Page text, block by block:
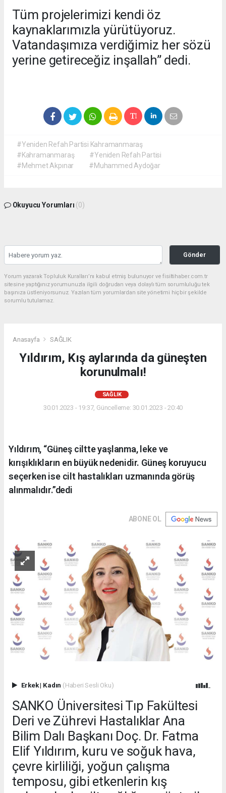
Tüm projelerimizi kendi öz
kaynaklarımızla yürütüyoruz.
Vatandaşımıza verdiğimiz her sözü
yerine getireceğiz inşallah” dedi.
#Yeniden Refah Partisi Kahramanmaraş
#Kahramanmaraş
#Yeniden Refah Partisi
#Mehmet Akpınar
#Muhammed Aydoğar
Okuyucu Yorumları (0)
Gönder
Yorum yazarak Topluluk Kuralları’nı kabul etmiş bulunuyor ve fisiltihaber.com.tr
sitesine yaptığınız yorumunuzla ilgili doğrudan veya dolaylı tüm sorumluluğu tek
başınıza üstleniyorsunuz. Yazılan tüm yorumlardan site yönetimi hiçbir şekilde
sorumlu tutulamaz.
Anasayfa SAĞLIK
Yıldırım, Kış aylarında da güneşten
korunulmalı!
SAĞLIK
30.01.2023 - 19:37, Güncelleme: 30.01.2023 - 20:40
Yıldırım, “Güneş ciltte yaşlanma, leke ve
kırışıklıkların en büyük nedenidir. Güneş koruyucu
seçerken ise cilt hastalıkları uzmanında görüş
alınmalıdır.”dedi
ABONE OL
Erkek| Kadın (Haberi Sesli Oku)
SANKO Üniversitesi Tıp Fakültesi
Deri ve Zührevi Hastalıklar Ana
Bilim Dalı Başkanı Doç. Dr. Fatma
Elif Yıldırım, kuru ve soğuk hava,
çevre kirliliği, yoğun çalışma
temposu, gibi etkenlerin kış